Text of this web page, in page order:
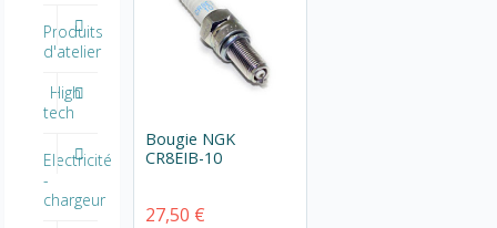
Bougie NGK
CR8EIB-10
27,50 €
Produits
d'atelier
High
tech
Electricité
-
chargeur